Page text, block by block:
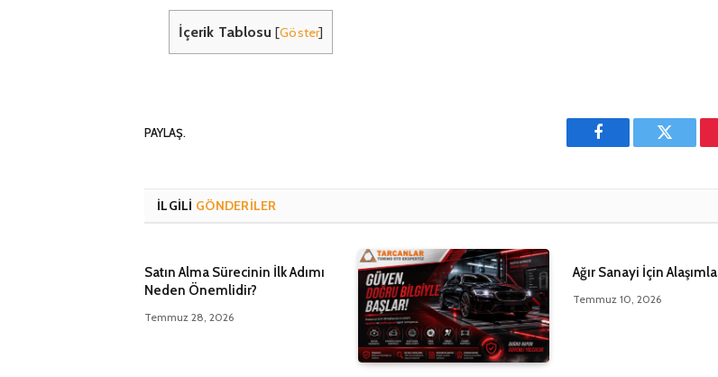
İçerik Tablosu [Göster]
PAYLAŞ.
Facebook Twitter
İLGILI GÖNDERILER
Satın Alma Sürecinin İlk Adımı
Neden Önemlidir?
Temmuz 28, 2026
Ağır Sanayi İçin
Temmuz 10, 2026